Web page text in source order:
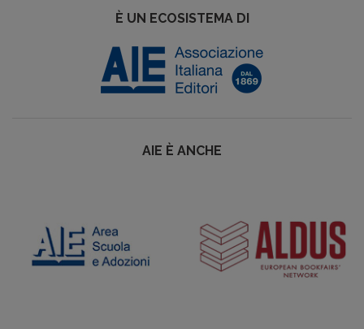
È UN ECOSISTEMA DI
AIE È ANCHE